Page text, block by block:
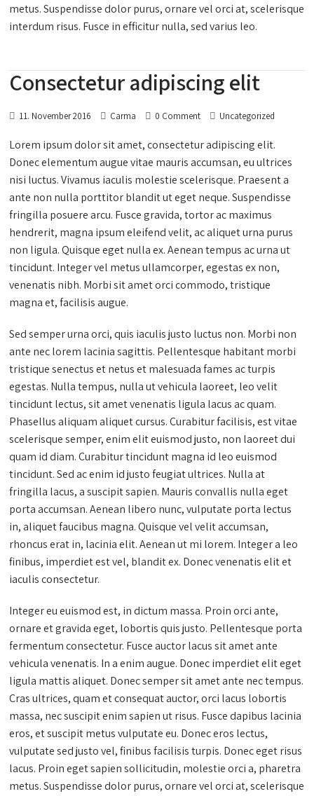
metus. Suspendisse dolor purus, ornare vel orci at, scelerisque
interdum risus. Fusce in efficitur nulla, sed varius leo.
Consectetur adipiscing elit
11. November 2016 Carma 0 Comment Uncategorized
Lorem ipsum dolor sit amet, consectetur adipiscing elit.
Donec elementum augue vitae mauris accumsan, eu ultrices
nisi luctus. Vivamus iaculis molestie scelerisque. Praesent a
ante non nulla porttitor blandit ut eget neque. Suspendisse
fringilla posuere arcu. Fusce gravida, tortor ac maximus
hendrerit, magna ipsum eleifend velit, ac aliquet urna purus
non ligula. Quisque eget nulla ex. Aenean tempus ac urna ut
tincidunt. Integer vel metus ullamcorper, egestas ex non,
venenatis nibh. Morbi sit amet orci commodo, tristique
magna et, facilisis augue.
Sed semper urna orci, quis iaculis justo luctus non. Morbi non
ante nec lorem lacinia sagittis. Pellentesque habitant morbi
tristique senectus et netus et malesuada fames ac turpis
egestas. Nulla tempus, nulla ut vehicula laoreet, leo velit
tincidunt lectus, sit amet venenatis ligula lacus ac quam.
Phasellus aliquam aliquet cursus. Curabitur facilisis, est vitae
scelerisque semper, enim elit euismod justo, non laoreet dui
quam id diam. Curabitur tincidunt magna id leo euismod
tincidunt. Sed ac enim id justo feugiat ultrices. Nulla at
fringilla lacus, a suscipit sapien. Mauris convallis nulla eget
porta accumsan. Aenean libero nunc, vulputate porta lectus
in, aliquet faucibus magna. Quisque vel velit accumsan,
rhoncus erat in, lacinia elit. Aenean ut mi lorem. Integer a leo
finibus, imperdiet est vel, blandit ex. Donec venenatis elit et
iaculis consectetur.
Integer eu euismod est, in dictum massa. Proin orci ante,
ornare et gravida eget, lobortis quis justo. Pellentesque porta
fermentum consectetur. Fusce auctor lacus sit amet ante
vehicula venenatis. In a enim augue. Donec imperdiet elit eget
ligula mattis aliquet. Donec semper sit amet ante nec tempus.
Cras ultrices, quam et consequat auctor, orci lacus lobortis
massa, nec suscipit enim sapien ut risus. Fusce dapibus lacinia
eros, et suscipit metus vulputate eu. Donec eros lectus,
vulputate sed justo vel, finibus facilisis turpis. Donec eget risus
lacus. Proin eget sapien sollicitudin, molestie orci a, pharetra
metus. Suspendisse dolor purus, ornare vel orci at, scelerisque